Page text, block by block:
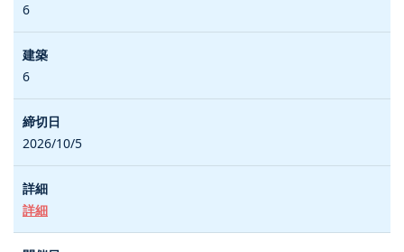
6
6
2026/10/5
詳細